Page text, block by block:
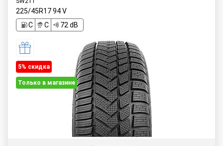
225/45R1794V
C
C 72 dB
5% cкидка
Только в магазине